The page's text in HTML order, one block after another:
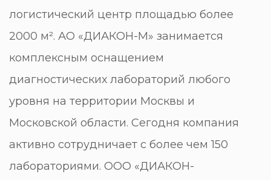
логистический центр площадью более
2000 м². АО «ДИАКОН-М» занимается
комплексным оснащением
диагностических лабораторий любого
уровня на территории Москвы и
Московской области. Сегодня компания
активно сотрудничает с более чем 150
лабораториями. ООО «ДИАКОН-